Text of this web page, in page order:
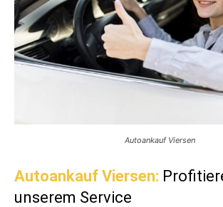
Autoankauf Viersen
Autoankauf Viersen:
unserem Service